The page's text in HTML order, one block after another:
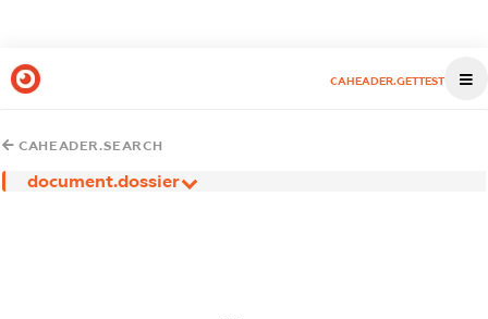
CAHEADER.GETTEST
CAHEADER.SEARCH
document.dossier